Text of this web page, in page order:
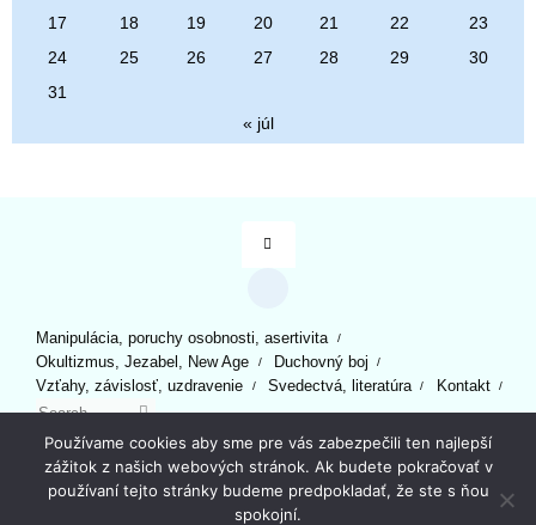
17
18 19 20 21 22
23
24
25 26 27 28 29
30
31
« júl
Manipulácia, poruchy osobnosti, asertivita
Okultizmus, Jezabel, New Age
Duchovný boj
Vzťahy, závislosť, uzdravenie
Svedectvá, literatúra
Kontakt
Search for:
Search
Powered byTempera& WordPress.
Používame cookies aby sme pre vás zabezpečili ten najlepší
zážitok z našich webových stránok. Ak budete pokračovať v
používaní tejto stránky budeme predpokladať, že ste s ňou
spokojní.